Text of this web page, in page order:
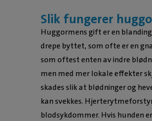
Slik fungerer
Huggormens gift er en
drepe byttet, som ofte er en
som oftest enten av indre
men med mer lokale effekter
skades slik at blødninger og
kan svekkes.
blodsykdommer. Hvis hunden